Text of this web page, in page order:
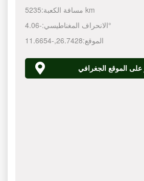
مسافة الكعبة: 5235 km
الانحراف المغناطيسي:-4.06°
الموقع:26.7428
,
-11.6654
على الموقع الجغرافي